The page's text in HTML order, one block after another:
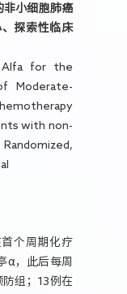
非小细胞肺癌
探索性临床
Alfa for the
Moderate-
with non-
Randomized,
个周期化疗
α，此后每周
组；13例在